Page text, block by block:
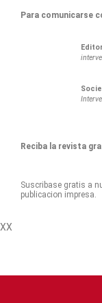
Para comunicarse
Editor
Reciba la revista
Suscribase gratis a
publicacion impresa.
XX